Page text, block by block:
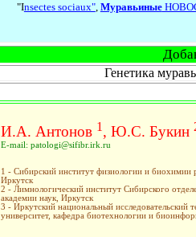
"Insectes sociaux", Муравьиные
Генетика
И.А. Антонов 1 , Ю.С. Букин
E-mail: patologi@sifibr.irk.ru
1 - Сибирский институт физиологии и
Иркутск
2 - Лимнологический институт Сибирского
академии наук, Иркутск
3 - Иркутский национальный исследовательский
университет, кафедра биотехнологии и